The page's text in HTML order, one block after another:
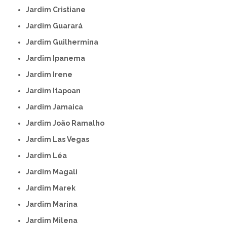
Jardim Cristiane
Jardim Guarará
Jardim Guilhermina
Jardim Ipanema
Jardim Irene
Jardim Itapoan
Jardim Jamaica
Jardim João Ramalho
Jardim Las Vegas
Jardim Léa
Jardim Magali
Jardim Marek
Jardim Marina
Jardim Milena